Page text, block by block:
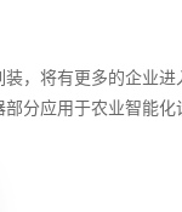
，将有更多的企业
分应用于农业智能化